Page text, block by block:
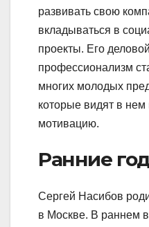
развивать свою
вкладываться в
проекты. Его
профессионализм
многих молодых
которые видят в
мотивацию.
Ранние
Сергей Насибов
в Москве. В раннем